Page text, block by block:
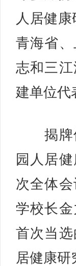
人居健
青海省
志和三
建单位代
揭牌仪
园人居
次全体
学校长
首次当
居健康研